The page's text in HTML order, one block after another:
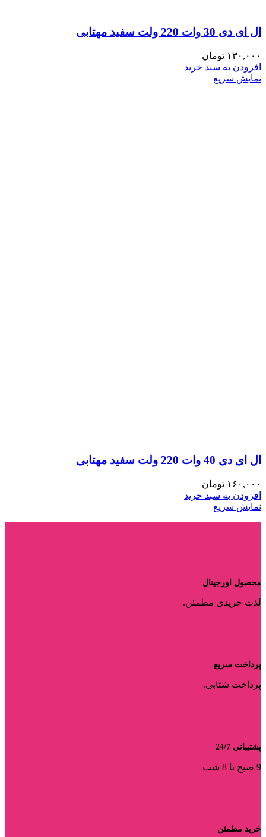
ال ای دی 30 وات 220 ولت سفید مهتابی
۱۳۰,۰۰۰ تومان
افزودن به سبد خرید
نمایش سریع
ال ای دی 40 وات 220 ولت سفید مهتابی
۱۶۰,۰۰۰ تومان
افزودن به سبد خرید
نمایش سریع
محصول اورجینال
لذت خریدی مطمئن.
پرداخت سریع
پرداخت شتابی.
پشتیبانی 24/7
9 صبح تا 8 شب
خرید مطمئن